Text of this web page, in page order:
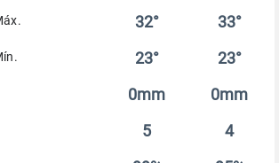
32° 33°
23° 23°
0mm 0mm
5 4